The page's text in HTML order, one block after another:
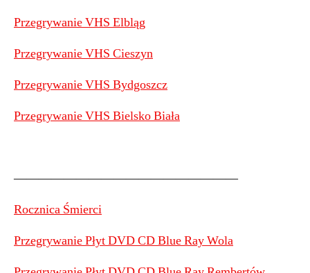
Przegrywanie VHS Elbląg
Przegrywanie VHS Cieszyn
Przegrywanie VHS Bydgoszcz
Przegrywanie VHS Bielsko Biała
——————————————————
Rocznica Śmierci
Przegrywanie Płyt DVD CD Blue Ray Wola